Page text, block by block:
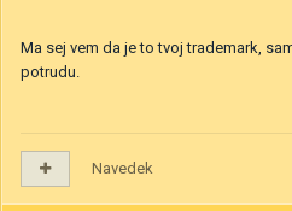
Ma sej vem da je to tvoj trademark,
potrudu.
Navedek